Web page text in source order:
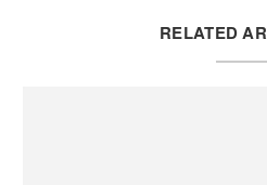
RELATED